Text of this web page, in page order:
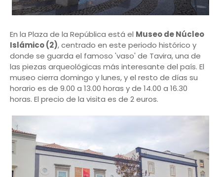
En la Plaza de la República está el Museo de Núcleo
Islámico (2), centrado en este periodo histórico y
donde se guarda el famoso 'vaso' de Tavira, una de
las piezas arqueológicas más interesante del país. El
museo cierra domingo y lunes, y el resto de días su
horario es de 9.00 a 13.00 horas y de 14.00 a 16.30
horas. El precio de la visita es de 2 euros.